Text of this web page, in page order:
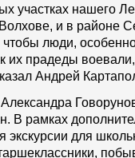
участках нашего
и в районе
чтобы люди,
их прадеды
Андрей
В рамках
экскурсии для